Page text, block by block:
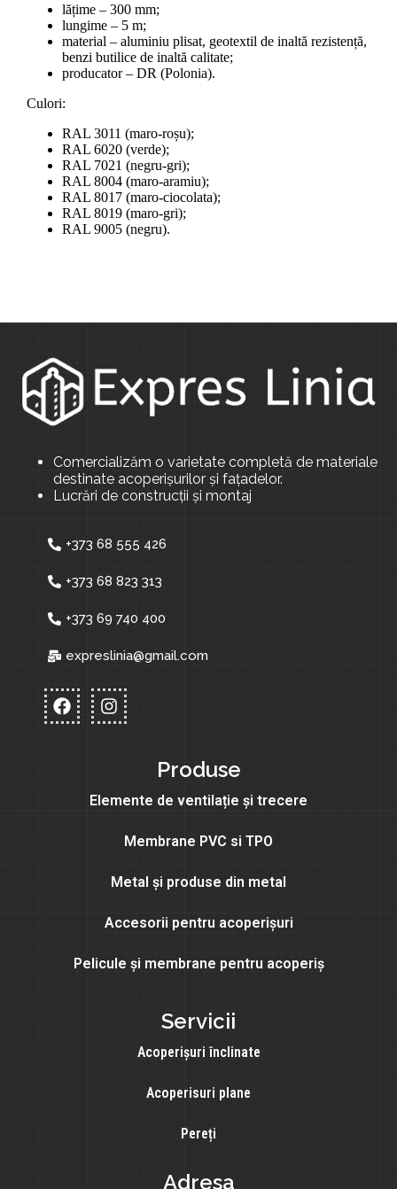
lățime – 300 mm;
lungime – 5 m;
material – aluminiu plisat, geotextil de inaltă rezistență,
benzi butilice de inaltă calitate;
producator – DR (Polonia).
Culori:
RAL 3011 (maro-roșu);
RAL 6020 (verde);
RAL 7021 (negru-gri);
RAL 8004 (maro-aramiu);
RAL 8017 (maro-ciocolata);
RAL 8019 (maro-gri);
RAL 9005 (negru).
Comercializăm o varietate completă de materiale
destinate acoperișurilor și fațadelor.
Lucrări de construcții și montaj
+373 68 555 426
+373 68 823 313
+373 69 740 400
expreslinia@gmail.com
Produse
Elemente de ventilație și trecere
Membrane PVC si TPO
Metal și produse din metal
Accesorii pentru acoperișuri
Pelicule și membrane pentru acoperiș
Servicii
Acoperișuri înclinate
Acoperisuri plane
Pereți
Adresa